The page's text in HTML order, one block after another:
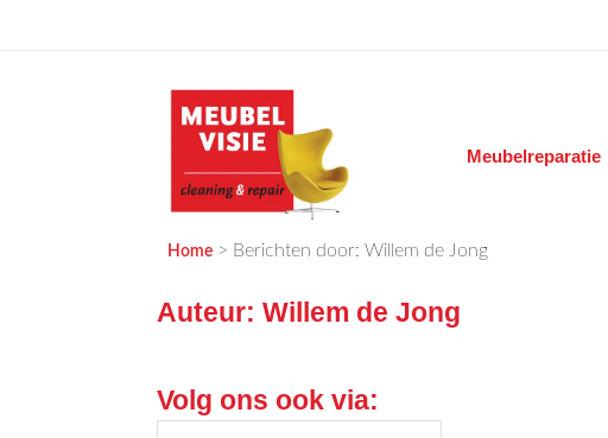
MEUBELVISIE
Passie voor meubels
Meubelreparatie
Home > Berichten door: Willem de Jong
Auteur: Willem de Jong
Volg ons ook via: